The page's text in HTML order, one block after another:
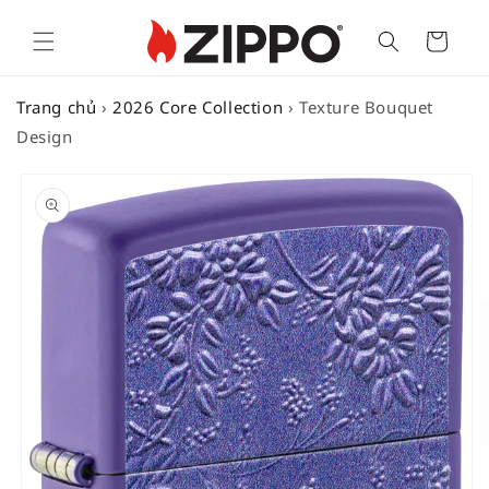
Cart
Trang chủ ›2026 Core Collection ›Texture Bouquet
Design
PRODUCT
INFORMATION